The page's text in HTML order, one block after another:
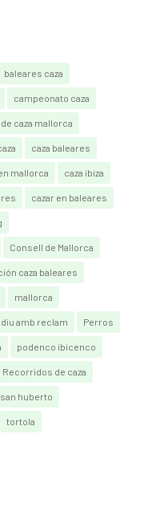
baleares caza
campeonato caza
caza mallorca
caza baleares
mallorca caza ibiza
cazar en baleares
Consell de Mallorca
caza baleares
mallorca
amb reclam Perros
podenco ibicenco
Recorridos de caza
san huberto
tortola